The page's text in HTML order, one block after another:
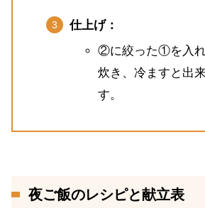
仕上げ：
②に絞った①を入れ
炊き、冷ますと出
す。
夜ご飯のレシピと献立表